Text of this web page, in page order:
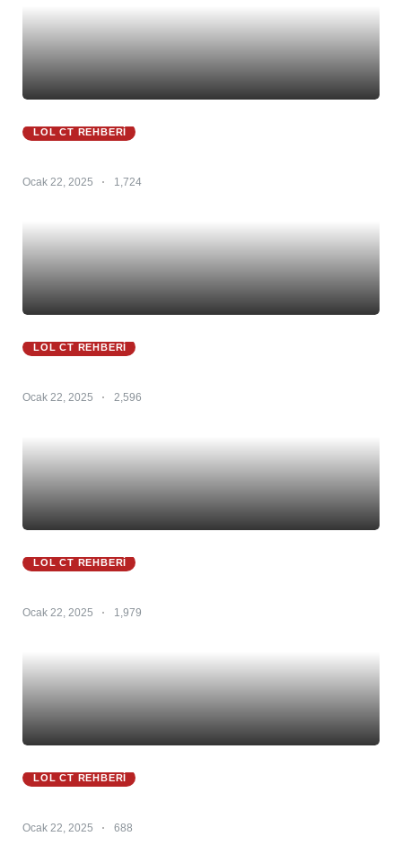
LOL CT REHBERI
Ocak 22, 2025 1,724
LOL CT REHBERI
Ocak 22, 2025 2,596
LOL CT REHBERI
Ocak 22, 2025 1,979
LOL CT REHBERI
Ocak 22, 2025 688